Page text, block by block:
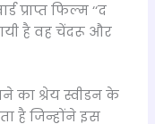
प्राप्त फिल्म ‘‘द
है वह चेंदरू और
का श्रेय स्वीडन के
है जिन्होंने इस